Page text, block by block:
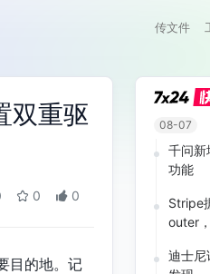
传文件
双重驱
0 0
目的地。记
08-07
千问新
功能
Stripe
outer
迪士尼